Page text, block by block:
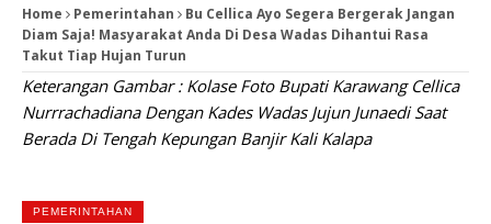
Home Pemerintahan
Bu Cellica Ayo Segera Bergerak Jangan
Diam Saja! Masyarakat Anda Di Desa Wadas Dihantui Rasa
Takut Tiap Hujan Turun
Keterangan Gambar : Kolase Foto Bupati Karawang Cellica
Nurrrachadiana Dengan Kades Wadas Jujun Junaedi Saat
Berada Di Tengah Kepungan Banjir Kali Kalapa
PEMERINTAHAN